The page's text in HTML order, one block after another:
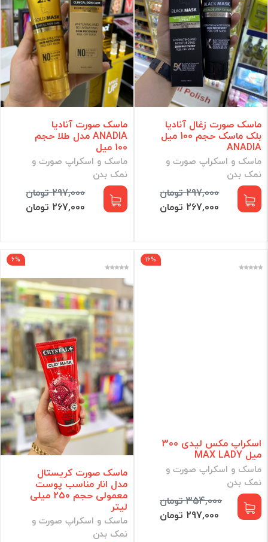
ماسک صورت زغال آنادیا
بلک ماسک حجم 100 میل
ANADIA
ماسک و اسکراپ صورت و
نمک بدن
297,000 تومان
267,000 تومان
ماسک صورت آنادیا
ANADIA مدل طلا حجم
100 میل
ماسک و اسکراپ صورت و
نمک بدن
297,000 تومان
267,000 تومان
16%
اسکراپ مکس لیدی 300
میل MAX LADY
ماسک و اسکراپ صورت و
نمک بدن
354,000 تومان
297,000 تومان
6%
ماسک صورت کریستال
مدل انار مناسب پوست
معمولی حجم 250 میلی
لیتر
ماسک و اسکراپ صورت و
نمک بدن